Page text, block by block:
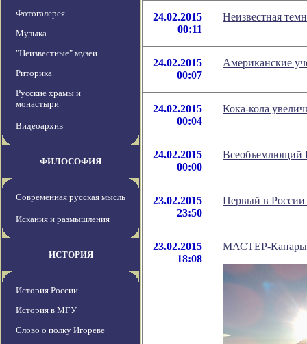
Фотогалерея
Музыка
"Неизвестные" музеи
Риторика
Русские храмы и
монастыри
Видеоархив
ФИЛОСОФИЯ
Современная русская мысль
Искания и размышления
ИСТОРИЯ
История России
История в МГУ
Слово о полку Игореве
24.02.2015
00:11
Неизвестная
24.02.2015
00:07
Американские
24.02.2015
00:04
Кока-кола
24.02.2015
00:00
Всеобъемлющий
23.02.2015
23:50
Первый в России
23.02.2015
18:08
МАСТЕР-Канары: